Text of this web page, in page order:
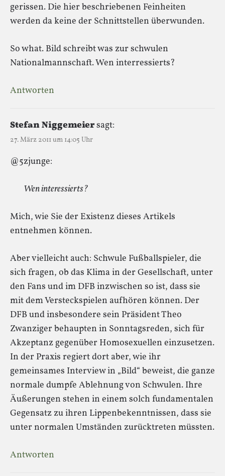
gerissen. Die hier beschriebenen Feinheiten
werden da keine der Schnittstellen überwunden.
So what. Bild schreibt was zur schwulen
Nationalmannschaft. Wen interressierts?
Antworten
Stefan Niggemeiersagt:
27. März 2011 um 14:05 Uhr
@5zjunge:
Wen interessierts?
Mich, wie Sie der Existenz dieses Artikels
entnehmen können.
Aber vielleicht auch: Schwule Fußballspieler, die
sich fragen, ob das Klima in der Gesellschaft, unter
den Fans und im DFB inzwischen so ist, dass sie
mit dem Versteckspielen aufhören können. Der
DFB und insbesondere sein Präsident Theo
Zwanziger behaupten in Sonntagsreden, sich für
Akzeptanz gegenüber Homosexuellen einzusetzen.
In der Praxis regiert dort aber, wie ihr
gemeinsames Interview in „Bild“ beweist, die ganze
normale dumpfe Ablehnung von Schwulen. Ihre
Äußerungen stehen in einem solch fundamentalen
Gegensatz zu ihren Lippenbekenntnissen, dass sie
unter normalen Umständen zurücktreten müssten.
Antworten